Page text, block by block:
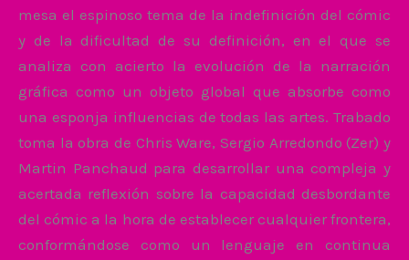
mesa el espinoso tema de la indefinición del cómic
y de la dificultad de su definición, en el que se
analiza con acierto la evolución de la narración
gráfica como un objeto global que absorbe como
una esponja influencias de todas las artes. Trabado
toma la obra de Chris Ware, Sergio Arredondo (Zer) y
Martin Panchaud para desarrollar una compleja y
acertada reflexión sobre la capacidad desbordante
del cómic a la hora de establecer cualquier frontera,
conformándose como un lenguaje en continua